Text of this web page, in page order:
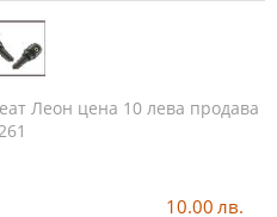
Леон цена 10 лева продава
10.00 лв.